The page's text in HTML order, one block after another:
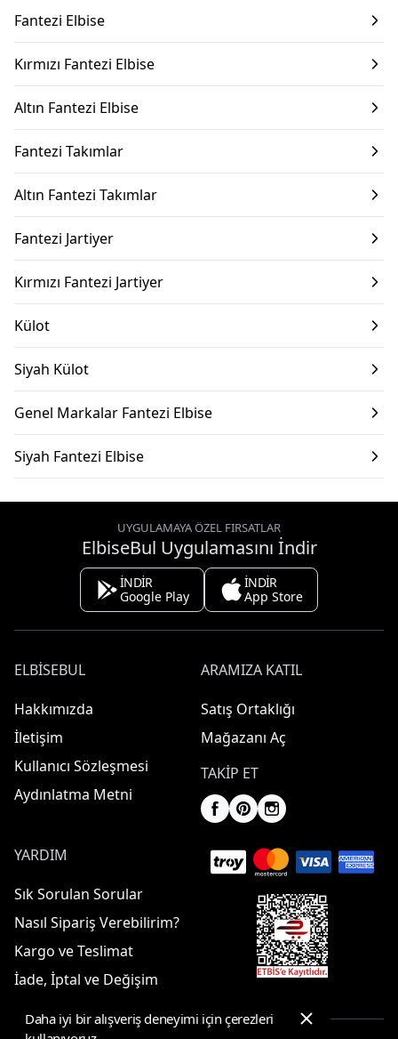
Fantezi Elbise
Kırmızı Fantezi Elbise
Altın Fantezi Elbise
Fantezi Takımlar
Altın Fantezi Takımlar
Fantezi Jartiyer
Kırmızı Fantezi Jartiyer
Külot
Siyah Külot
Genel Markalar Fantezi Elbise
Siyah Fantezi Elbise
UYGULAMAYA ÖZEL FIRSATLAR
ElbiseBul Uygulamasını İndir
İNDİR
Google Play
İNDİR
App Store
ELBISEBUL
Hakkımızda
İletişim
Kullanıcı Sözleşmesi
Aydınlatma Metni
ARAMIZA KATIL
Satış Ortaklığı
Mağazanı Aç
TAKIP ET
YARDIM
Sık Sorulan Sorular
Nasıl Sipariş Verebilirim?
Kargo ve Teslimat
İade, İptal ve Değişim
Daha iyi bir alışveriş deneyimi için çerezleri